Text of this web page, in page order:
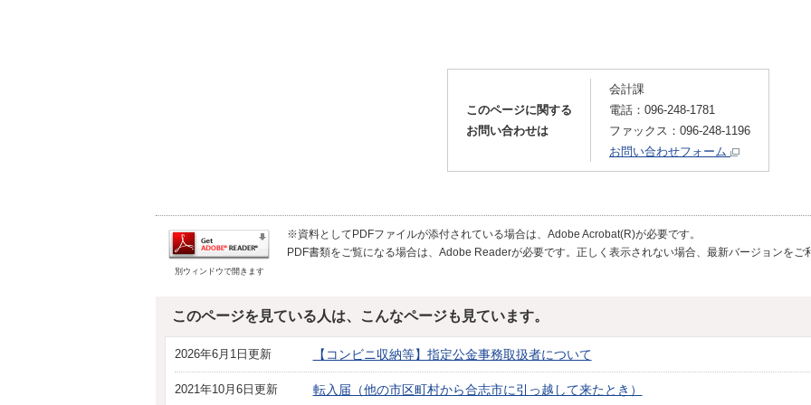
このページに関する
お問い合わせは
会計課
電話：096-248-1781
ファックス：096-248-1196
お問い合わせフォーム
別ウィンドウで開きます
※資料としてPDFファイルが添付されている場合は、Adobe Acrobat(R)が必要です。
PDF書類をご覧になる場合は、Adobe Readerが必要です。正しく表示されない場合、最新バージョンをご
このページを見ている人は、こんなページも見ています。
2026年6月1日更新 【コンビニ収納等】指定公金事務取扱者について
2021年10月6日更新 転入届（他の市区町村から合志市に引っ越して来たとき）